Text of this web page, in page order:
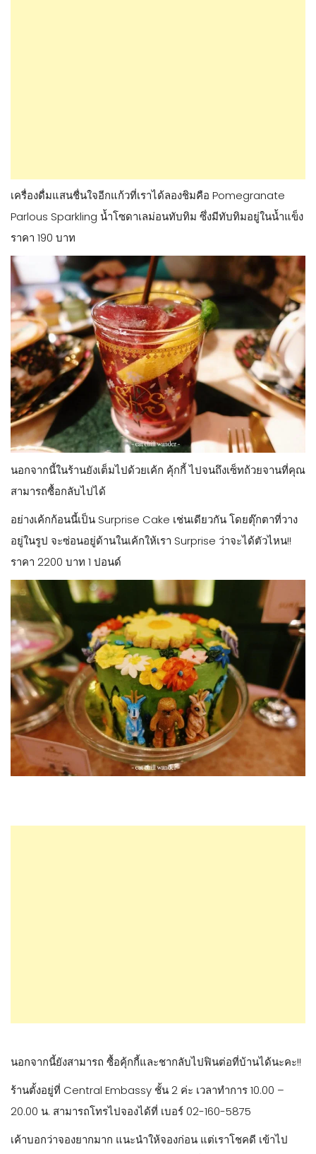
เครื่องดื่มแสนชื่นใจอีกแก้วที่เราได้ลองชิมคือ Pomegranate
Parlous Sparkling น้ำโซดาเลม่อนทับทิม ซึ่งมีทับทิมอยู่ในน้ำแข็ง
ราคา 190 บาท
นอกจากนี้ในร้านยังเต็มไปด้วยเค้ก คุ้กกี้ ไปจนถึงเซ็ทถ้วยจานที่คุณ
สามารถซื้อกลับไปได้
อย่างเค้กก้อนนี้เป็น Surprise Cake เช่นเดียวกัน โดยตุ๊กตาที่วาง
อยู่ในรูป จะซ่อนอยู่ด้านในเค้กให้เรา Surprise ว่าจะได้ตัวไหน!!
ราคา 2200 บาท 1 ปอนด์
นอกจากนี้ยังสามารถ ซื้อคุ้กกี้และชากลับไปฟินต่อที่บ้านได้นะคะ!!
ร้านตั้งอยู่ที่ Central Embassy ชั้น 2 ค่ะ เวลาทำการ 10.00 –
20.00 น. สามารถโทรไปจองได้ที่ เบอร์ 02-160-5875
เค้าบอกว่าจองยากมาก แนะนำให้จองก่อน แต่เราโชคดี เข้าไป